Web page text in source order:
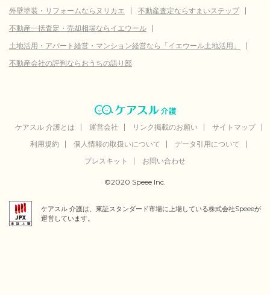
外壁塗装・リフォームならヌリカエ
不動産査定ならすまいステップ
不動産一括査定・売却相場ならイエウール
土地活用・アパート経営・マンション経営なら「イエウール土地活用」
不動産会社の評判ならおうちの語り部
ケアスル 介護とは 運営会社 リンク掲載のお願い
サイトマップ
利用規約
個人情報の取扱いについて
データ引用について
プレスキット
お問い合わせ
©2020 Speee Inc.
ケアスル 介護は、東証スタンダード市場に上場している株式会社Speeeが
運営しています。